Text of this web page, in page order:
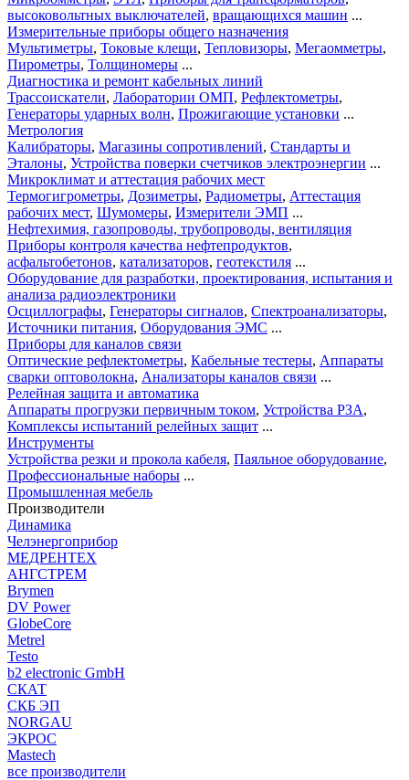
высоковольтных выключателей, вращающихся машин ...
Измерительные приборы общего назначения
Мультиметры, Токовые клещи, Тепловизоры, Мегаомметры,
Пирометры, Толщиномеры ...
Диагностика и ремонт кабельных линий
Трассоискатели, Лаборатории ОМП, Рефлектометры,
Генераторы ударных волн, Прожигающие установки ...
Метрология
Калибраторы, Магазины сопротивлений, Стандарты и
Эталоны, Устройства поверки счетчиков электроэнергии ...
Микроклимат и аттестация рабочих мест
Термогигрометры, Дозиметры, Радиометры, Аттестация
рабочих мест, Шумомеры, Измерители ЭМП ...
Нефтехимия, газопроводы, трубопроводы, вентиляция
Приборы контроля качества нефтепродуктов,
асфальтобетонов, катализаторов, геотекстиля ...
Оборудование для разработки, проектирования, испытания и
анализа радиоэлектроники
Осциллографы, Генераторы сигналов, Спектроанализаторы,
Источники питания, Оборудования ЭМС ...
Приборы для каналов связи
Оптические рефлектометры, Кабельные тестеры, Аппараты
сварки оптоволокна, Анализаторы каналов связи ...
Релейная защита и автоматика
Аппараты прогрузки первичным током, Устройства РЗА,
Комплексы испытаний релейных защит ...
Инструменты
Устройства резки и прокола кабеля, Паяльное оборудование,
Профессиональные наборы ...
Промышленная мебель
Производители
Динамика
Челэнергоприбор
МЕДРЕНТЕХ
АНГСТРЕМ
Brymen
DV Power
GlobeCore
Metrel
Testo
b2 electronic GmbH
СКАТ
СКБ ЭП
NORGAU
ЭКРОС
Mastech
все производители